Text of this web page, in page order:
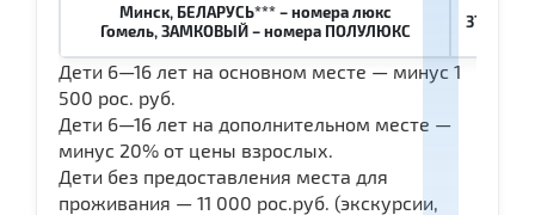
Минск, БЕЛАРУСЬ*** – номера люкс
Гомель, ЗАМКОВЫЙ – номера ПОЛУЛЮКС
37 900
Дети 6—16 лет на основном месте — минус 1
500 рос. руб.
Дети 6—16 лет на дополнительном месте —
минус 20% от цены взрослых.
Дети без предоставления места для
проживания — 11 000 рос.руб. (экскурсии,